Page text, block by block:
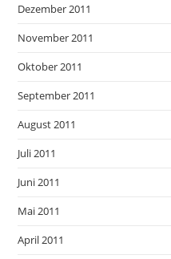
Dezember 2011
November 2011
Oktober 2011
September 2011
August 2011
Juli 2011
Juni 2011
Mai 2011
April 2011